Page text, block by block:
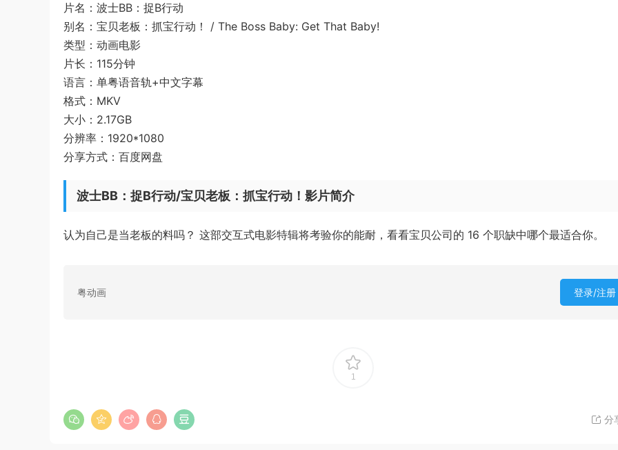
片名：波士BB：捉B行动
别名：宝贝老板：抓宝行动！ / The Boss Baby: Get That Baby!
类型：动画电影
片长：115分钟
语言：单粤语音轨+中文字幕
格式：MKV
大小：2.17GB
分辨率：1920*1080
分享方式：百度网盘
波士BB：捉B行动/宝贝老板：抓宝行动！影片简介
认为自己是当老板的料吗？ 这部交互式电影特辑将考验你的能耐，看看宝贝公司的 16 个职缺中哪个最适合你。
粤动画 登录/注册
1
分